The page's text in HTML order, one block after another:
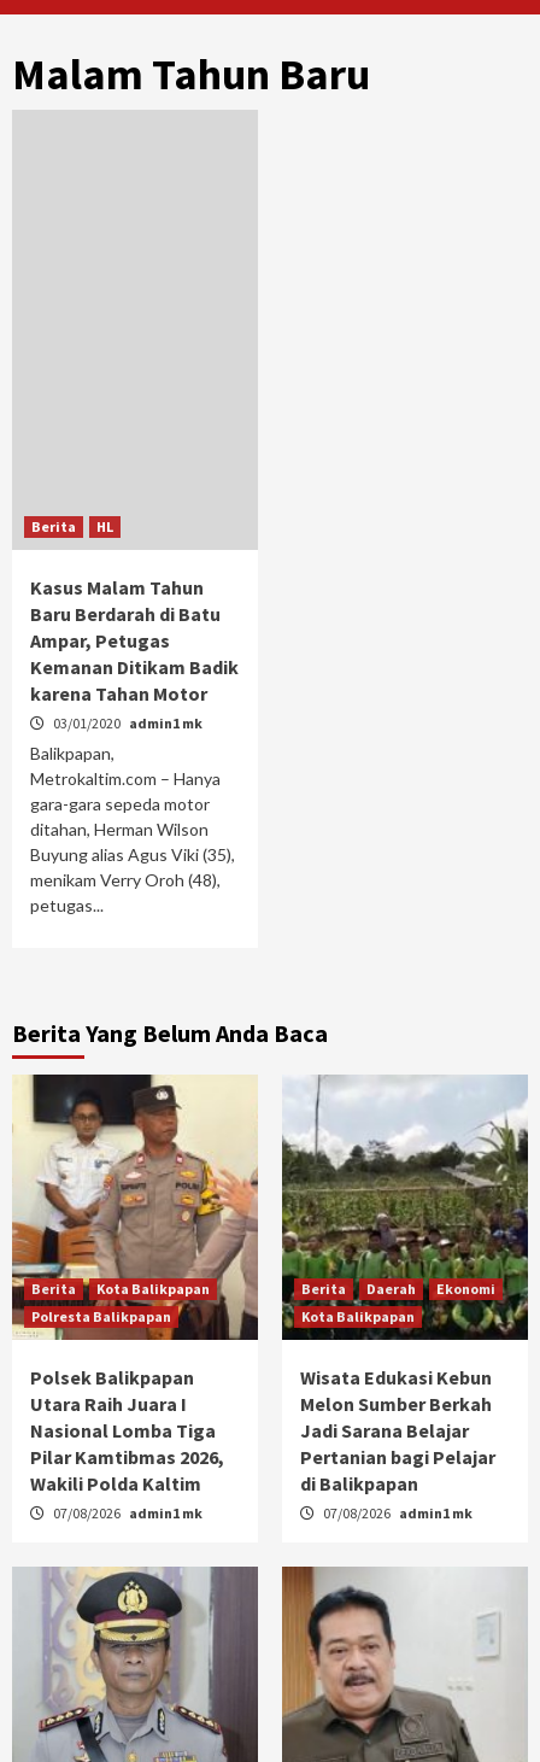
Malam Tahun Baru
Berita HL
Kasus Malam Tahun
Baru Berdarah di Batu
Ampar, Petugas
Kemanan Ditikam Badik
karena Tahan Motor
03/01/2020 admin1 mk
Balikpapan,
Metrokaltim.com – Hanya
gara-gara sepeda motor
ditahan, Herman Wilson
Buyung alias Agus Viki (35),
menikam Verry Oroh (48),
petugas...
Berita Yang Belum Anda Baca
Berita
Kota Balikpapan
Polresta Balikpapan
Polsek Balikpapan
Utara Raih Juara I
Nasional Lomba Tiga
Pilar Kamtibmas 2026,
Wakili Polda Kaltim
07/08/2026 admin1 mk
Berita Daerah
Ekonomi
Kota Balikpapan
Wisata Edukasi Kebun
Melon Sumber Berkah
Jadi Sarana Belajar
Pertanian bagi Pelajar
di Balikpapan
07/08/2026 admin1 mk